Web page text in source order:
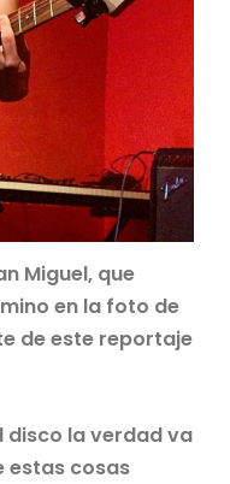
Miguel, que
en la foto de
de este reportaje
disco la verdad va
estas cosas